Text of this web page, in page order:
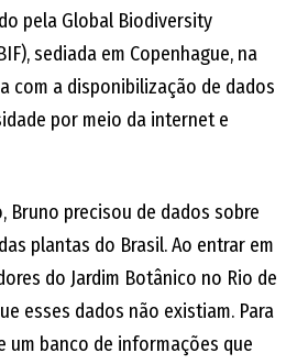
pela Global Biodiversity
sediada em Copenhague, na
com a disponibilização de dados
por meio da internet e
Bruno precisou de dados sobre
plantas do Brasil. Ao entrar em
do Jardim Botânico no Rio de
esses dados não existiam. Para
um banco de informações que